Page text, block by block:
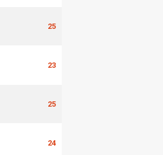
25
23
25
24